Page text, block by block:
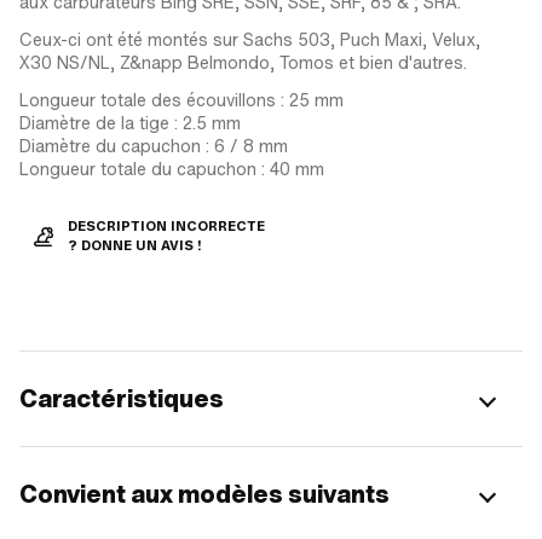
Ceux-ci ont été montés sur Sachs 503, Puch Maxi, Velux,
X30 NS/NL, Z&napp Belmondo, Tomos et bien d'autres.
Longueur totale des écouvillons : 25 mm
Diamètre de la tige : 2.5 mm
Diamètre du capuchon : 6 / 8 mm
Longueur totale du capuchon : 40 mm
DESCRIPTION INCORRECTE
? DONNE UN AVIS !
Caractéristiques
Convient aux modèles suivants